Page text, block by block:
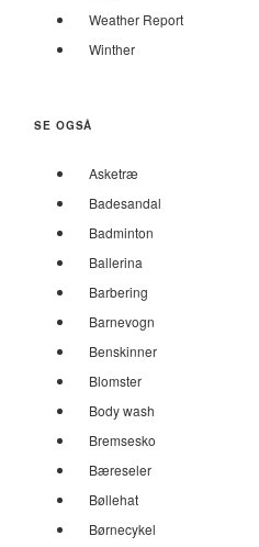
Weather Report
Winther
SE OGSÅ
Asketræ
Badesandal
Badminton
Ballerina
Barbering
Barnevogn
Benskinner
Blomster
Body wash
Bremsesko
Bæreseler
Bøllehat
Børnecykel